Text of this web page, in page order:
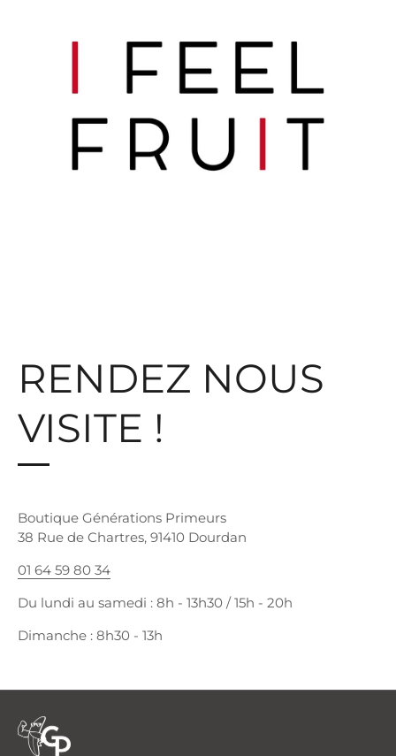
RENDEZ NOUS
VISITE !
Boutique Générations Primeurs
38 Rue de Chartres, 91410 Dourdan
01 64 59 80 34
Du lundi au samedi : 8h - 13h30 / 15h - 20h
Dimanche : 8h30 - 13h